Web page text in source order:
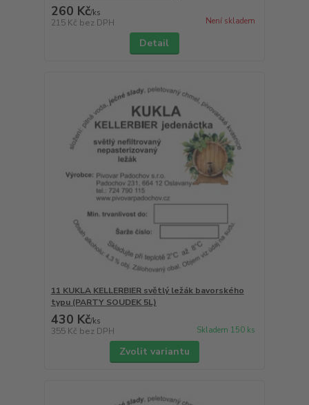
260 Kč/ks
215 Kč bez DPH Není skladem
Detail
11 KUKLA KELLERBIER světlý ležák bavorského
typu (PARTY SOUDEK 5L)
430 Kč/ks
355 Kč bez DPH Skladem 150 ks
Zvolit variantu